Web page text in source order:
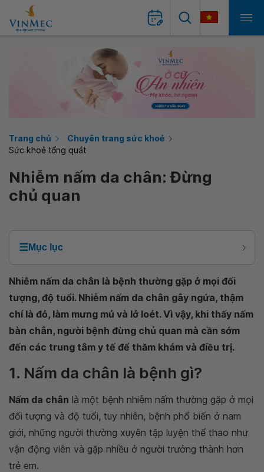
Trang chủ
Chuyên trang sức khoẻ
Sức khoẻ tổng quát
Nhiễm nấm da chân: Đừng
chủ quan
☰Mục lục
Nhiễm nấm da chân là bệnh thường gặp ở mọi đối
tượng, độ tuổi. Nhiễm nấm da chân gây ngứa, thậm
chí là đỏ, làm mưng mủ và lở loét. Vì vậy, khi thấy nấm
bàn chân, người bệnh đừng chủ quan mà cần sớm
đến các trung tâm y tế để thăm khám và điều trị.
1. Nấm da chân là bệnh gì?
Nấm da chân là một bệnh nhiễm nấm thường gặp ở mọi
đối tượng và độ tuổi, tuy nhiên, bệnh phổ biến ở nam
giới, những người thường xuyên tập luyện thể thao như
vận động viên và gặp nhiều ở người trưởng thành hơn
trẻ em.